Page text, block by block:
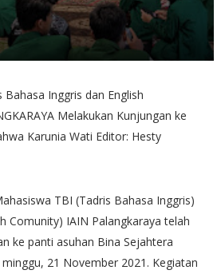
Inggris dan English
Melakukan Kunjungan ke
Karunia Wati Editor: Hesty
TBI (Tadris Bahasa Inggris)
Comunity) IAIN Palangkaraya telah
ke panti asuhan Bina Sejahtera
21 November 2021. Kegiatan